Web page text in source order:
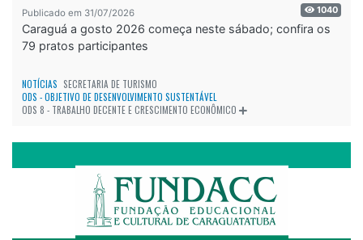
Publicado em 31/07/2026 1040
Caraguá a gosto 2026 começa neste sábado; confira os
79 pratos participantes
NOTÍCIAS SECRETARIA DE TURISMO
ODS - OBJETIVO DE DESENVOLVIMENTO SUSTENTÁVEL
ODS 8 - TRABALHO DECENTE E CRESCIMENTO ECONÔMICO